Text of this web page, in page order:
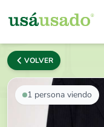
VOLVER
1 persona viendo